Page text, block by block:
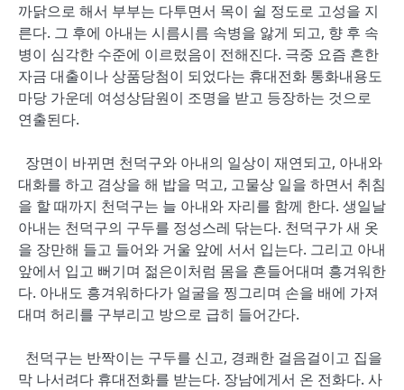
까닭으로 해서 부부는 다투면서 목이 쉴 정도로 고성을 지
른다. 그 후에 아내는 시름시름 속병을 앓게 되고, 향 후 속
병이 심각한 수준에 이르렀음이 전해진다. 극중 요즘 흔한
자금 대출이나 상품당첨이 되었다는 휴대전화 통화내용도
마당 가운데 여성상담원이 조명을 받고 등장하는 것으로
연출된다.
장면이 바뀌면 천덕구와 아내의 일상이 재연되고, 아내와
대화를 하고 겸상을 해 밥을 먹고, 고물상 일을 하면서 취침
을 할 때까지 천덕구는 늘 아내와 자리를 함께 한다. 생일날
아내는 천덕구의 구두를 정성스레 닦는다. 천덕구가 새 옷
을 장만해 들고 들어와 거울 앞에 서서 입는다. 그리고 아내
앞에서 입고 뻐기며 젊은이처럼 몸을 흔들어대며 흥겨워한
다. 아내도 흥겨워하다가 얼굴을 찡그리며 손을 배에 가져
대며 허리를 구부리고 방으로 급히 들어간다.
천덕구는 반짝이는 구두를 신고, 경쾌한 걸음걸이고 집을
막 나서려다 휴대전화를 받는다. 장남에게서 온 전화다. 사